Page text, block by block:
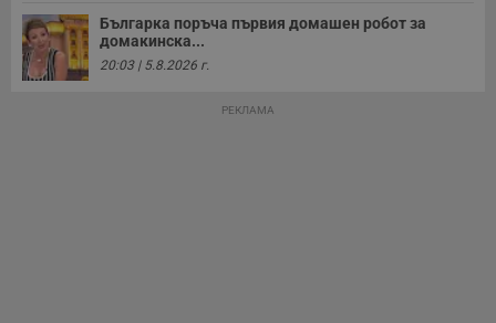
Българка поръча първия домашен робот за
домакинска...
20:03 | 5.8.2026 г.
РЕКЛАМА